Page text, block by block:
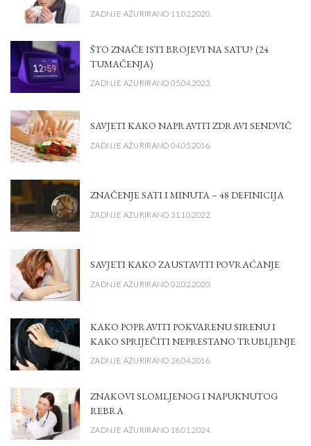
ZADNJE AŽURIRANO 11.02.2020.
ŠTO ZNAČE ISTI BROJEVI NA SATU? (24
TUMAČENJA)
ZADNJE AŽURIRANO 05.04.2023.
SAVJETI KAKO NAPRAVITI ZDRAVI SENDVIČ
ZADNJE AŽURIRANO 04.05.2016.
ZNAČENJE SATI I MINUTA – 48 DEFINICIJA
ZADNJE AŽURIRANO 31.10.2022.
SAVJETI KAKO ZAUSTAVITI POVRAĆANJE
ZADNJE AŽURIRANO 02.02.2020.
KAKO POPRAVITI POKVARENU SIRENU I
KAKO SPRIJEČITI NEPRESTANO TRUBLJENJE
ZADNJE AŽURIRANO 26.04.2016.
ZNAKOVI SLOMLJENOG I NAPUKNUTOG
REBRA
ZADNJE AŽURIRANO 18.01.2024.